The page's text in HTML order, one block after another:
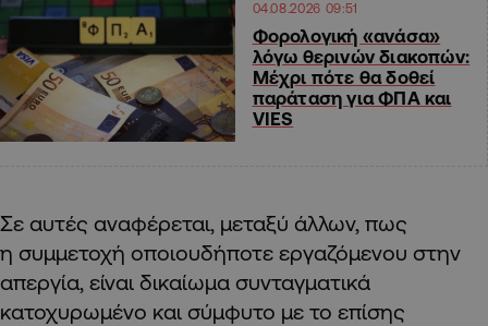
04.08.2026 09:51
Φορολογική «ανάσα»
λόγω θερινών διακοπών:
Μέχρι πότε θα δοθεί
παράταση για ΦΠΑ και
VIES
Σε αυτές αναφέρεται, μεταξύ άλλων, πως
η συμμετοχή οποιουδήποτε εργαζόμενου στην
απεργία, είναι δικαίωμα συνταγματικά
κατοχυρωμένο και σύμφυτο με το επίσης